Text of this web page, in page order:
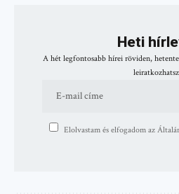
Heti
A hét legfontosabb hírei röviden,
Elolvastam és elfogadom az